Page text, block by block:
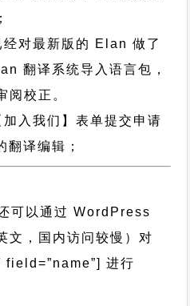
对最新版的 Elan 做了
翻译系统导入语言包，
阅校正。
入我们】表单提交申请
译编辑；
可以通过WordPress
，国内访问较慢）对
进行